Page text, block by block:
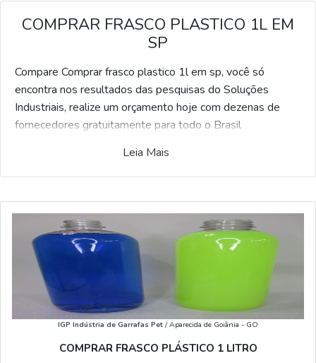
COMPRAR FRASCO PLASTICO 1L EM
SP
Compare Comprar frasco plastico 1l em sp, você só
encontra nos resultados das pesquisas do Soluções
Industriais, realize um orçamento hoje com dezenas de
fornecedores gratuitamente para todo o Brasil
Possuindo milhares de fornecedores, o Soluções
plastico 1l em sp, selecione um dos anuciantes listados
Leia Mais
IGP Indústria de Garrafas Pet / Aparecida de Goiânia - GO
COMPRAR FRASCO PLÁSTICO 1 LITRO